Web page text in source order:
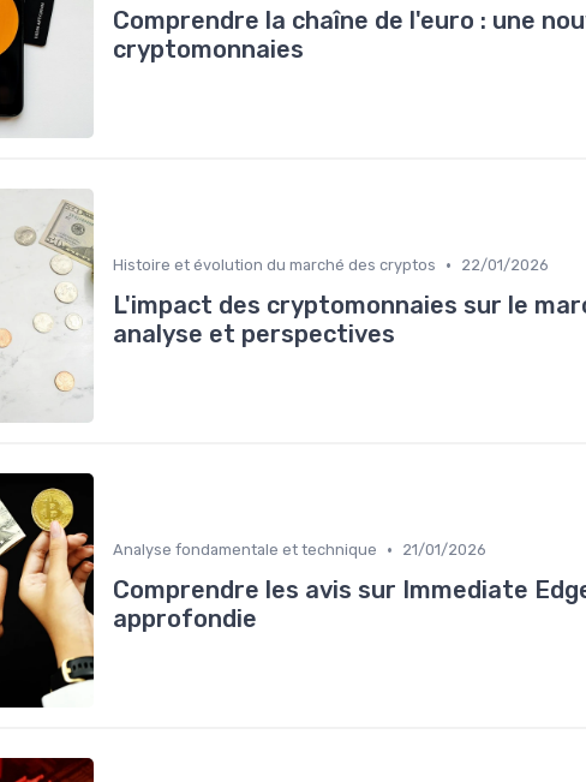
Comprendre la chaîne de l'euro : une
cryptomonnaies
Histoire et évolution du marché des cryptos • 22/01/2026
L'impact des cryptomonnaies sur le
analyse et perspectives
Analyse fondamentale et technique • 21/01/2026
Comprendre les avis sur Immediate
approfondie